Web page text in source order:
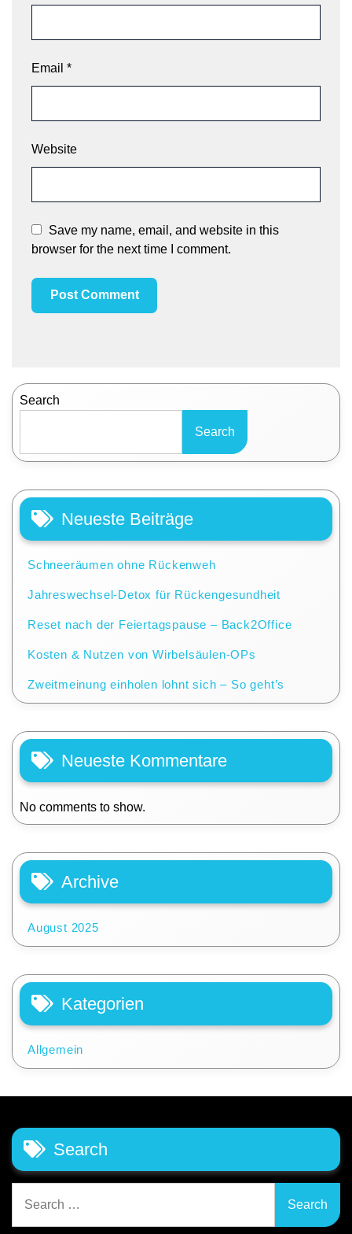
Email *
Website
Save my name, email, and website in this
browser for the next time I comment.
Search
Search
Neueste Beiträge
Schneeräumen ohne Rückenweh
Jahreswechsel-Detox für Rückengesundheit
Reset nach der Feiertagspause – Back2Office
Kosten & Nutzen von Wirbelsäulen-OPs
Zweitmeinung einholen lohnt sich – So geht’s
Neueste Kommentare
No comments to show.
Archive
August 2025
Kategorien
Allgemein
Search
for: